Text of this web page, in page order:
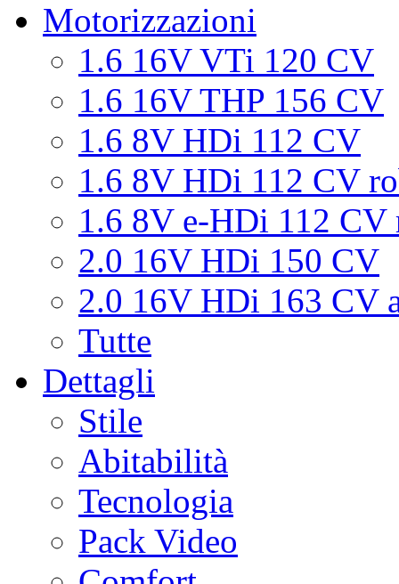
Motorizzazioni
1.6 16V VTi 120 CV
1.6 16V THP 156 CV
1.6 8V HDi 112 CV
1.6 8V HDi 112 CV
1.6 8V e-HDi 112 CV
2.0 16V HDi 150 CV
2.0 16V HDi 163 CV
Tutte
Dettagli
Stile
Abitabilità
Tecnologia
Pack Video